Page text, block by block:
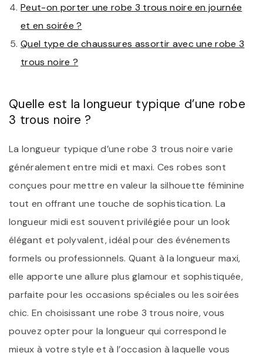
Peut-on porter une robe 3 trous noire en journée
et en soirée ?
Quel type de chaussures assortir avec une robe 3
trous noire ?
Quelle est la longueur typique d’une robe
3 trous noire ?
La longueur typique d’une robe 3 trous noire varie
généralement entre midi et maxi. Ces robes sont
conçues pour mettre en valeur la silhouette féminine
tout en offrant une touche de sophistication. La
longueur midi est souvent privilégiée pour un look
élégant et polyvalent, idéal pour des événements
formels ou professionnels. Quant à la longueur maxi,
elle apporte une allure plus glamour et sophistiquée,
parfaite pour les occasions spéciales ou les soirées
chic. En choisissant une robe 3 trous noire, vous
pouvez opter pour la longueur qui correspond le
mieux à votre style et à l’occasion à laquelle vous